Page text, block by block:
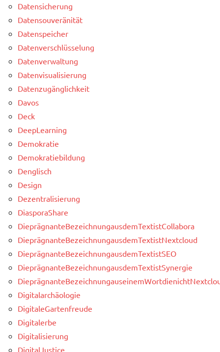
Datensicherung
Datensouveränität
Datenspeicher
Datenverschlüsselung
Datenverwaltung
Datenvisualisierung
Datenzugänglichkeit
Davos
Deck
DeepLearning
Demokratie
Demokratiebildung
Denglisch
Design
Dezentralisierung
DiasporaShare
DieprägnanteBezeichnungausdemTextistCollabora
DieprägnanteBezeichnungausdemTextistNextcloud
DieprägnanteBezeichnungausdemTextistSEO
DieprägnanteBezeichnungausdemTextistSynergie
Digitalarchäologie
DigitaleGartenfreude
Digitalerbe
Digitalisierung
DigitalJustice